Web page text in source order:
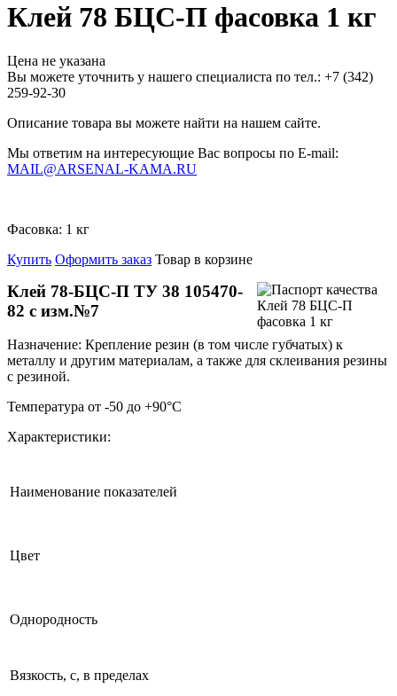
Клей 78 БЦС-П фасовка 1 кг
Цена не указана
Вы можете уточнить у нашего специалиста по тел.: +7 (342)
259-92-30
Описание товара вы можете найти на нашем сайте.
Мы ответим на интересующие Вас вопросы по E-mail:
MAIL@ARSENAL-KAMA.RU
Фасовка: 1 кг
Купить Оформить заказ Товар в корзине
Клей 78-БЦС-П ТУ 38 105470-
82 с изм.№7
Назначение: Крепление резин (в том числе губчатых) к
металлу и другим материалам, а также для склеивания резины
с резиной.
Температура от -50 до +90°С
Характеристики:
Наименование показателей
Цвет
Однородность
Вязкость, с, в пределах